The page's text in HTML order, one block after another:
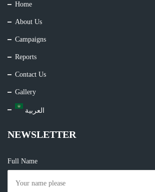
Home
About Us
Campaigns
Reports
Contact Us
Gallery
العربية
NEWSLETTER
Full Name